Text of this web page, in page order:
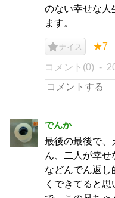
のない幸せな人
ます。
ナイス ★7
コメント(0)
でんか
最後の最後で、
ん、二人が幸
などんでん返し
くできてると